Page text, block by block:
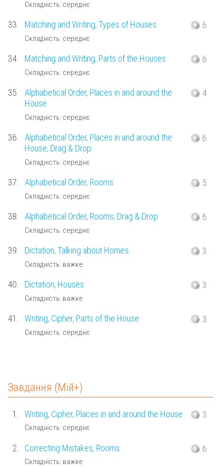
Складність: середнє
33. Matching and Writing, Types of Houses
Складність: середнє
6
34. Matching and Writing, Parts of the Houses
Складність: середнє
6
35.
Alphabetical Order, Places in and around the
House
Складність: середнє
4
36.
Alphabetical Order, Places in and around the
House, Drag & Drop
Складність: середнє
6
37. Alphabetical Order, Rooms
Складність: середнє
5
38. Alphabetical Order, Rooms, Drag & Drop
Складність: середнє
6
39. Dictation, Talking about Homes
Складність: важке
3
40. Dictation, Houses
Складність: важке
3
41. Writing, Cipher, Parts of the House
Складність: середнє
3
Завдання (Мій+)
1. Writing, Cipher, Places in and around the House
Складність: середнє
3
2. Correcting Mistakes, Rooms
Складність: важке
6